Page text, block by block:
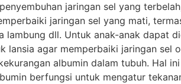
jaringan sel yang
jaringan sel yang mati,
dll. Untuk anak-anak dapat
agar memperbaiki jaringan sel
albumin dalam tubuh. Hal
berfungsi untuk mengatur